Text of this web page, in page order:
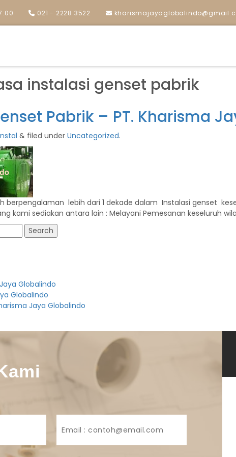
021 - 2228 3522
instalasi genset pabrik
Pabrik – PT. Kharisma
& filed under Uncategorized.
berpengalaman lebih dari 1 dekade dalam Instalasi genset
kami sediakan antara lain : Melayani Pemesanan keseluruh
Globalindo
Globalindo
Jaya Globalindo